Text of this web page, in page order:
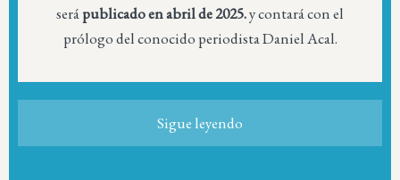
serápublicado en abril de 2025.y contará con el
prólogo del conocido periodista Daniel Acal.
Sigue leyendo